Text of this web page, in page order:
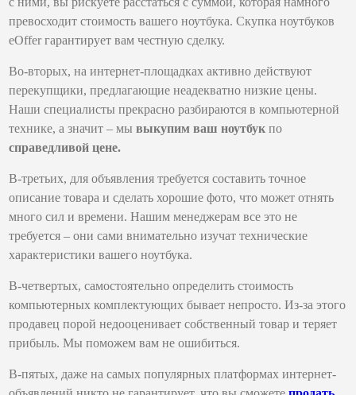
превосходит стоимость вашего ноутбука. Скупка ноутбуков
eOffer гарантирует вам честную сделку.
Во-вторых, на интернет-площадках активно действуют
перекупщики, предлагающие неадекватно низкие цены.
Наши специалисты прекрасно разбираются в компьютерной
технике, а значит – мывыкупим ваш ноутбук по
справедливой цене.
В-третьих, для объявления требуется составить точное
описание товара и сделать хорошие фото, что может отнять
много сил и времени. Нашим менеджерам все это не
требуется – они сами внимательно изучат технические
характеристики вашего ноутбука.
В-четвертых, самостоятельно определить стоимость
компьютерных комплектующих бывает непросто. Из-за этого
продавец порой недооценивает собственный товар и теряет
прибыль. Мы поможем вам не ошибиться.
В-пятых, даже на самых популярных платформах интернет-